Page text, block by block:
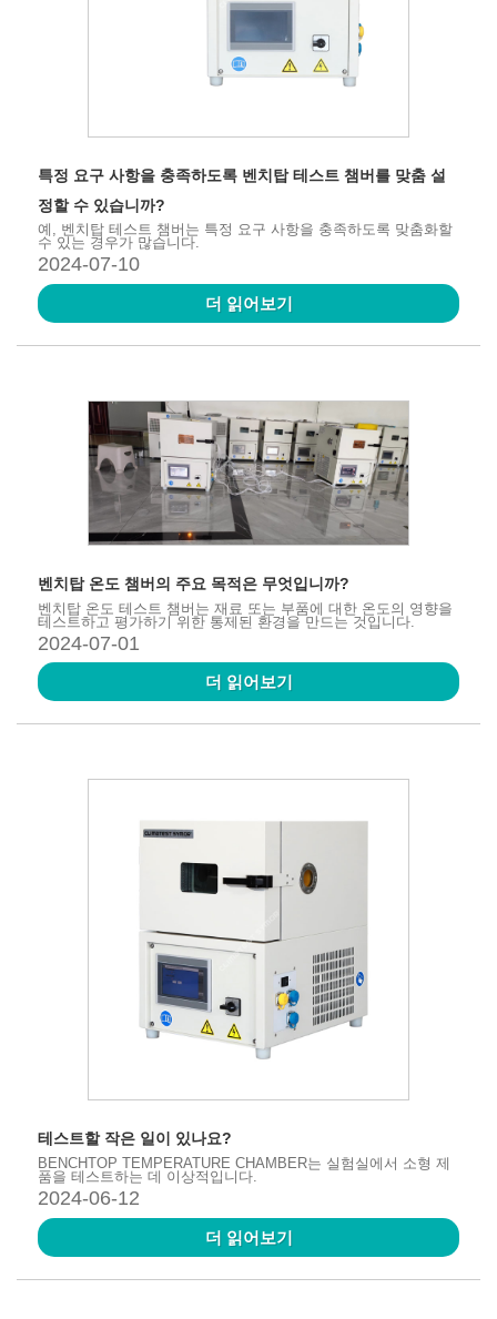
특정 요구 사항을 충족하도록 벤치탑 테스트 챔버를 맞춤 설
정할 수 있습니까?
예, 벤치탑 테스트 챔버는 특정 요구 사항을 충족하도록 맞춤화할
수 있는 경우가 많습니다.
2024-07-10
더 읽어보기
벤치탑 온도 챔버의 주요 목적은 무엇입니까?
벤치탑 온도 테스트 챔버는 재료 또는 부품에 대한 온도의 영향을
테스트하고 평가하기 위한 통제된 환경을 만드는 것입니다.
2024-07-01
더 읽어보기
테스트할 작은 일이 있나요?
BENCHTOP TEMPERATURE CHAMBER는 실험실에서 소형 제
품을 테스트하는 데 이상적입니다.
2024-06-12
더 읽어보기